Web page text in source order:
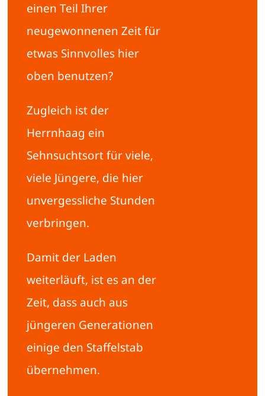
einen Teil Ihrer
neugewonnenen Zeit für
etwas Sinnvolles hier
oben benutzen?
Zugleich ist der
Herrnhaag ein
Sehnsuchtsort für viele,
viele Jüngere, die hier
unvergessliche Stunden
verbringen.
Damit der Laden
weiterläuft, ist es an der
Zeit, dass auch aus
jüngeren Generationen
einige den Staffelstab
übernehmen.